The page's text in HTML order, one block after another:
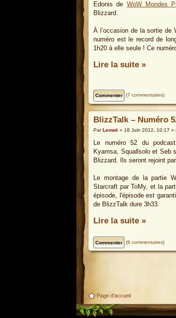
Edonis de WoW Mondes
Blizzard.
À l’occasion de la sortie de
numéro est le record de
1h20 à elle seule ! Ce
Lire la suite »
(7 commentaires)
BlizzTalk – Numéro
ParLenwë » 18 Juin 2012, 10:17 »
Le numéro 52 du
Kyamsa, Squallsolo et Seb
Blizzard. Ils seront rejoint
Le montage de la partie
Starcraft par ToMy, et la
épisode, l'épisode est
de BlizzTalk dure 3h33.
Lire la suite »
(8 commentaires)
Page d'accueil